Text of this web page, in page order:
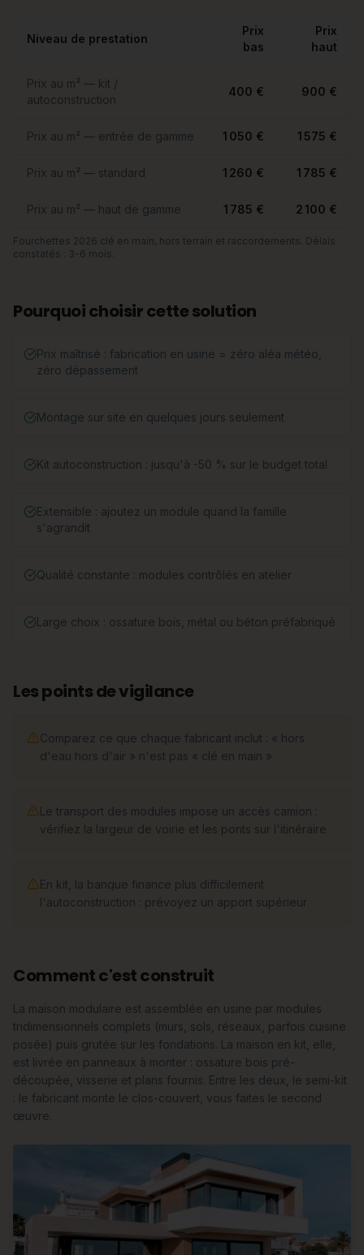
Niveau de prestation
Prix
bas
Prix
haut
Prix au m² — kit /
autoconstruction
400 € 900 €
Prix au m² — entrée de gamme 1 050 € 1 575 €
Prix au m² — standard 1 260 € 1 785 €
Prix au m² — haut de gamme 1 785 € 2 100 €
Fourchettes 2026 clé en main, hors terrain et raccordements. Délais
constatés : 3-6 mois.
Pourquoi choisir cette solution
Prix maîtrisé : fabrication en usine = zéro aléa météo,
zéro dépassement
Montage sur site en quelques jours seulement
Kit autoconstruction : jusqu'à -50 % sur le budget total
Extensible : ajoutez un module quand la famille
s'agrandit
Qualité constante : modules contrôlés en atelier
Large choix : ossature bois, métal ou béton préfabriqué
Les points de vigilance
Comparez ce que chaque fabricant inclut : « hors
d'eau hors d'air » n'est pas « clé en main »
Le transport des modules impose un accès camion :
vérifiez la largeur de voirie et les ponts sur l'itinéraire
En kit, la banque finance plus difficilement
l'autoconstruction : prévoyez un apport supérieur
Comment c'est construit
La maison modulaire est assemblée en usine par modules
tridimensionnels complets (murs, sols, réseaux, parfois cuisine
posée) puis grutée sur les fondations. La maison en kit, elle,
est livrée en panneaux à monter : ossature bois pré-
découpée, visserie et plans fournis. Entre les deux, le semi-kit
: le fabricant monte le clos-couvert, vous faites le second
œuvre.